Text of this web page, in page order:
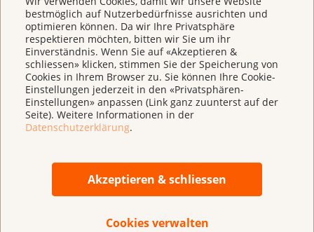
bestmöglich auf Nutzerbedürfnisse ausrichten und
optimieren können. Da wir Ihre Privatsphäre
respektieren möchten, bitten wir Sie um ihr
Einverständnis. Wenn Sie auf «Akzeptieren &
schliessen» klicken, stimmen Sie der Speicherung von
Cookies in Ihrem Browser zu. Sie können Ihre Cookie-
Einstellungen jederzeit in den «Privatsphären-
Einstellungen» anpassen (Link ganz zuunterst auf der
Seite). Weitere Informationen in der
Datenschutzerklärung.
Akzeptieren & schliessen
Cookies verwalten
Gönner:in werden
Werden Sie Gönner:in. Helfen Sie mit, dass die
Heilungschancen stetig verbessert und
Betroffene in der Schweiz optimal beraten
werden.
Blutspende
Dank Blutspenden können Menschen mit einer